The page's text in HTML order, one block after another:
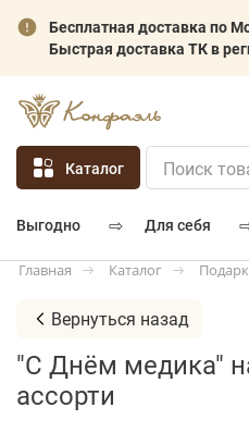
Бесплатная доставка по
Быстрая доставка ТК в
Каталог
выгодно ⇨ для себя
Главная Каталог
Вернуться назад
"С Днём медика"
ассорти